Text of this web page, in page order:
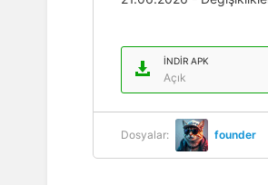
İNDIR APK
Açık
Dosyalar: founder